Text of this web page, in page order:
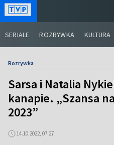
SERIALE ROZRYWKA KULTURA
Rozrywka
Sarsa i Natalia
kanapie. „Szansa
2023”
14.10.2022, 07:27